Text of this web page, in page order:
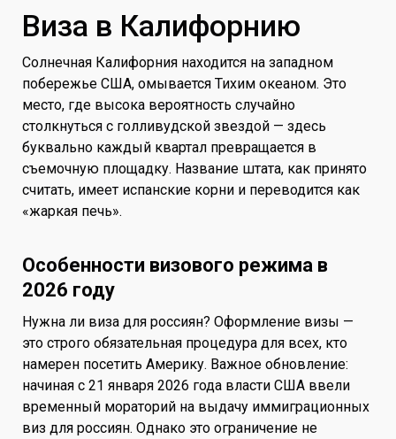
Виза в Калифорнию
Солнечная Калифорния находится на западном
побережье США, омывается Тихим океаном. Это
место, где высока вероятность случайно
столкнуться с голливудской звездой — здесь
буквально каждый квартал превращается в
съемочную площадку. Название штата, как принято
считать, имеет испанские корни и переводится как
«жаркая печь».
Особенности визового режима в
2026 году
Нужна ли виза для россиян? Оформление визы —
это строго обязательная процедура для всех, кто
намерен посетить Америку. Важное обновление:
начиная с 21 января 2026 года власти США ввели
временный мораторий на выдачу иммиграционных
виз для россиян. Однако это ограничение не